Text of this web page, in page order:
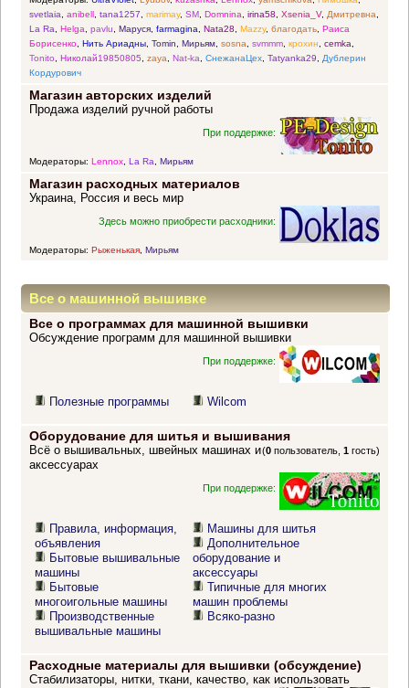
svetlaia, anibell, tana1257, marimay, SM, Domnina, irina58, Xsenia_V, Дмитревна,
La Ra, Helga, pavlu, Маруся, farmagina, Nata28, Mazzy, благодать, Раиса
Борисенко, Нить Ариадны, Tomin, Мирьям, sosna, svmmm, крохин, cemka,
Tonito, Николай19850805, zaya, Nat-ka, СнежанаЦех, Tatyanka29, Дублерин
Кордурович
Магазин авторских изделий
Продажа изделий ручной работы
При поддержке:
Модераторы: Lennox, La Ra, Мирьям
Магазин расходных материалов
Украина, Россия и весь мир
Здесь можно приобрести расходники:
Модераторы: Рыженькая, Мирьям
Все о машинной вышивке
Все о программах для машинной вышивки
Обсуждение программ для машинной вышивки
При поддержке:
Полезные программы Wilcom
Оборудование для шитья и вышивания
(0 пользователь,1 гость)
Всё о вышивальных, швейных машинах и
аксессуарах
При поддержке:
Правила, информация,
объявления
Бытовые вышивальные
машины
Бытовые
многоигольные машины
Производственные
вышивальные машины
Машины для шитья
Дополнительное
оборудование и
аксессуары
Типичные для многих
машин проблемы
Всяко-разно
Расходные материалы для вышивки (обсуждение)
Стабилизаторы, нитки, ткани, качество, как использовать